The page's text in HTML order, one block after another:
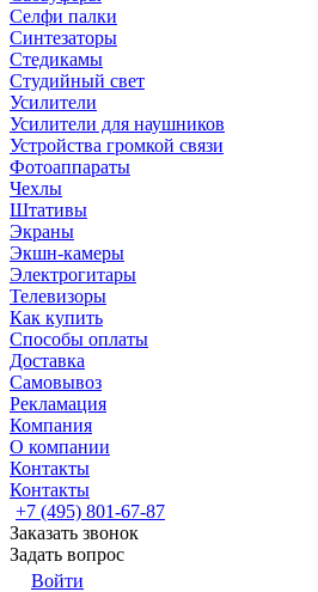
Селфи палки
Синтезаторы
Стедикамы
Студийный свет
Усилители
Усилители для наушников
Устройства громкой связи
Фотоаппараты
Чехлы
Штативы
Экраны
Экшн-камеры
Электрогитары
Телевизоры
Как купить
Способы оплаты
Доставка
Самовывоз
Рекламация
Компания
О компании
Контакты
Контакты
+7 (495) 801-67-87
Заказать звонок
Задать вопрос
Войти